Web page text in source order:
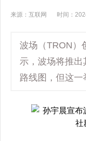
来源：互联网 时间：
波场（TRON）
示，波场将推出
路线图，但这一